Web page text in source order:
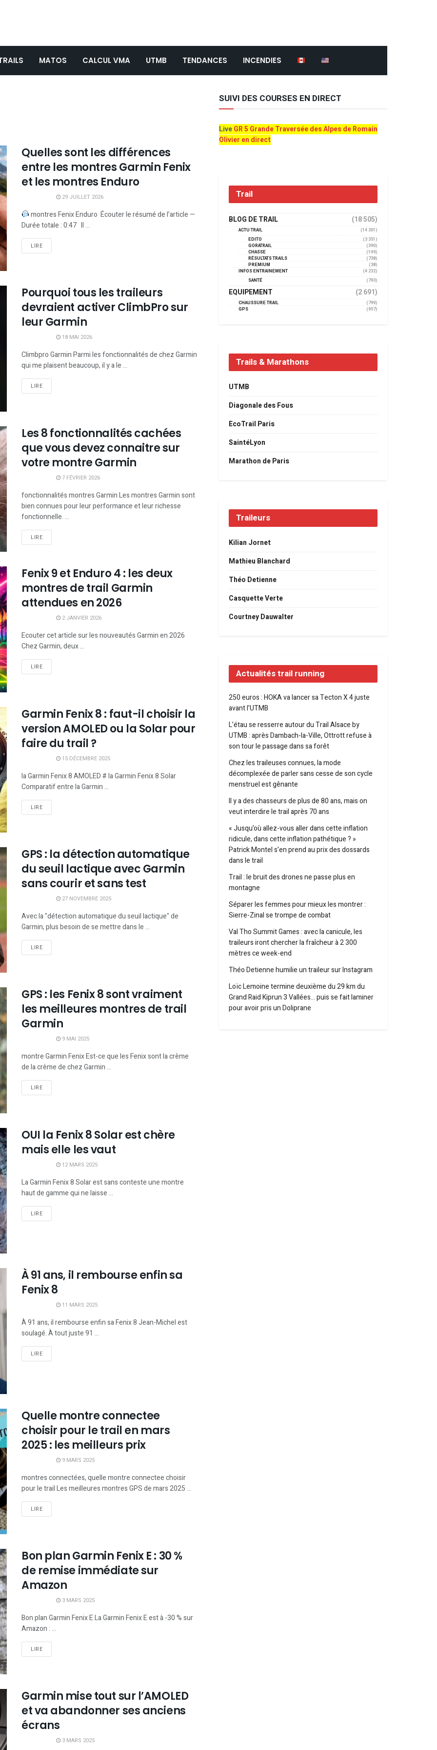
MATOS CALCUL VMA UTMB TENDANCES INCENDIES
Quelles sont les différences
entre les montres Garmin Fenix
et les montres Enduro
29 JUILLET 2026
montres Fenix Enduro Écouter le résumé de l’article —
Durée totale : 0:47 Il ...
LIRE
Pourquoi tous les traileurs
devraient activer ClimbPro sur
leur Garmin
18 MAI 2026
Climbpro Garmin Parmi les fonctionnalités de chez Garmin
qui me plaisent beaucoup, il y a le ...
LIRE
Les 8 fonctionnalités cachées
que vous devez connaitre sur
votre montre Garmin
7 FÉVRIER 2026
fonctionnalités montres Garmin Les montres Garmin sont
bien connues pour leur performance et leur richesse
fonctionnelle. ...
LIRE
Fenix 9 et Enduro 4 : les deux
montres de trail Garmin
attendues en 2026
2 JANVIER 2026
Ecouter cet article sur les nouveautés Garmin en 2026
Chez Garmin, deux ...
LIRE
Garmin Fenix 8 : faut-il choisir la
version AMOLED ou la Solar pour
faire du trail ?
15 DÉCEMBRE 2025
la Garmin Fenix 8 AMOLED # la Garmin Fenix 8 Solar
Comparatif entre la Garmin ...
LIRE
GPS : la détection automatique
du seuil lactique avec Garmin
sans courir et sans test
27 NOVEMBRE 2025
Avec la "détection automatique du seuil lactique" de
Garmin, plus besoin de se mettre dans le ...
LIRE
GPS : les Fenix 8 sont vraiment
les meilleures montres de trail
Garmin
9 MAI 2025
montre Garmin Fenix Est-ce que les Fenix sont la crème
de la crème de chez Garmin ...
LIRE
OUI la Fenix 8 Solar est chère
mais elle les vaut
12 MARS 2025
La Garmin Fenix 8 Solar est sans conteste une montre
haut de gamme qui ne laisse ...
LIRE
À 91 ans, il rembourse enfin sa
Fenix 8
11 MARS 2025
À 91 ans, il rembourse enfin sa Fenix 8 Jean-Michel est
soulagé. À tout juste 91 ...
LIRE
Quelle montre connectee
choisir pour le trail en mars
2025 : les meilleurs prix
9 MARS 2025
montres connectées, quelle montre connectee choisir
pour le trail Les meilleures montres GPS de mars 2025 ...
LIRE
Bon plan Garmin Fenix E : 30 %
de remise immédiate sur
Amazon
3 MARS 2025
Bon plan Garmin Fenix E La Garmin Fenix E est à -30 % sur
Amazon : ...
LIRE
Garmin mise tout sur l’AMOLED
et va abandonner ses anciens
écrans
3 MARS 2025
SUIVI DES COURSES EN DIRECT
LiveGR 5 Grande Traversée des Alpes de Romain
Olivier en direct
Trail
BLOG DE TRAIL (18 505)
ACTU TRAIL
(14 301)
EDITO
(3 351)
GORATRAIL
(390)
CHASSE
(149)
RÉSULTATS TRAILS
(738)
PREMIUM
(38)
INFOS ENTRAINEMENT
(4 232)
SANTÉ
(793)
EQUIPEMENT (2 691)
CHAUSSURE TRAIL
(799)
GPS
(957)
Trails & Marathons
UTMB
Diagonale des Fous
EcoTrail Paris
SaintéLyon
Marathon de Paris
Traileurs
Kilian Jornet
Mathieu Blanchard
Théo Detienne
Casquette Verte
Courtney Dauwalter
Actualités trail running
250 euros : HOKA va lancer sa Tecton X 4 juste
avant l’UTMB
L’étau se resserre autour du Trail Alsace by
UTMB : après Dambach-la-Ville, Ottrott refuse à
son tour le passage dans sa forêt
Chez les traileuses connues, la mode
décomplexée de parler sans cesse de son cycle
menstruel est gênante
Il y a des chasseurs de plus de 80 ans, mais on
veut interdire le trail après 70 ans
« Jusqu’où allez-vous aller dans cette inflation
ridicule, dans cette inflation pathétique ? »
Patrick Montel s’en prend au prix des dossards
dans le trail
Trail : le bruit des drones ne passe plus en
montagne
Séparer les femmes pour mieux les montrer :
Sierre-Zinal se trompe de combat
Val Tho Summit Games : avec la canicule, les
traileurs iront chercher la fraîcheur à 2 300
mètres ce week-end
Théo Detienne humilie un traileur sur Instagram
Loïc Lemoine termine deuxième du 29 km du
Grand Raid Kiprun 3 Vallées… puis se fait laminer
pour avoir pris un Doliprane